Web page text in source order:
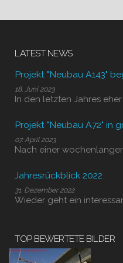
LATEST NEWS
Projekt "Neubau A143"
18. Juni 2023
In den letzten Jahres
Projekt "Neubau A72" in
07. April 2023
Nach einer
Jahresrückblick 2022
31. Dezember 2022
Wieder geht ein
TOP BEWERTETE BILDER